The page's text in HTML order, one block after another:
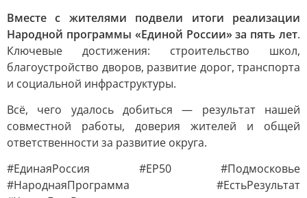
Вместе с жителями подвели итоги реализации
Народной программы «Единой России» за пять лет.
Ключевые достижения: строительство школ,
благоустройство дворов, развитие дорог, транспорта
и социальной инфраструктуры.
Всё, чего удалось добиться — результат нашей
совместной работы, доверия жителей и общей
ответственности за развитие округа.
#ЕдинаяРоссия #ЕР50 #Подмосковье
#НароднаяПрограмма #ЕстьРезультат